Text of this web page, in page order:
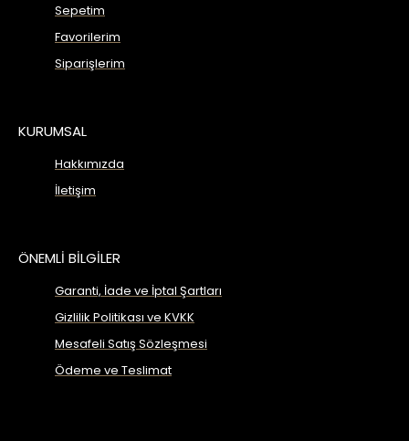
Sepetim
Favorilerim
Siparişlerim
KURUMSAL
Hakkımızda
İletişim
ÖNEMLİ BİLGİLER
Garanti, İade ve İptal Şartları
Gizlilik Politikası ve KVKK
Mesafeli Satış Sözleşmesi
Ödeme ve Teslimat